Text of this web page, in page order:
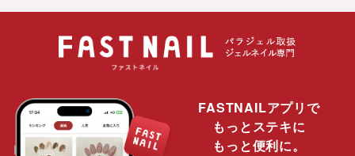
FASTNAILアプリで
もっとステキに
もっと便利に。